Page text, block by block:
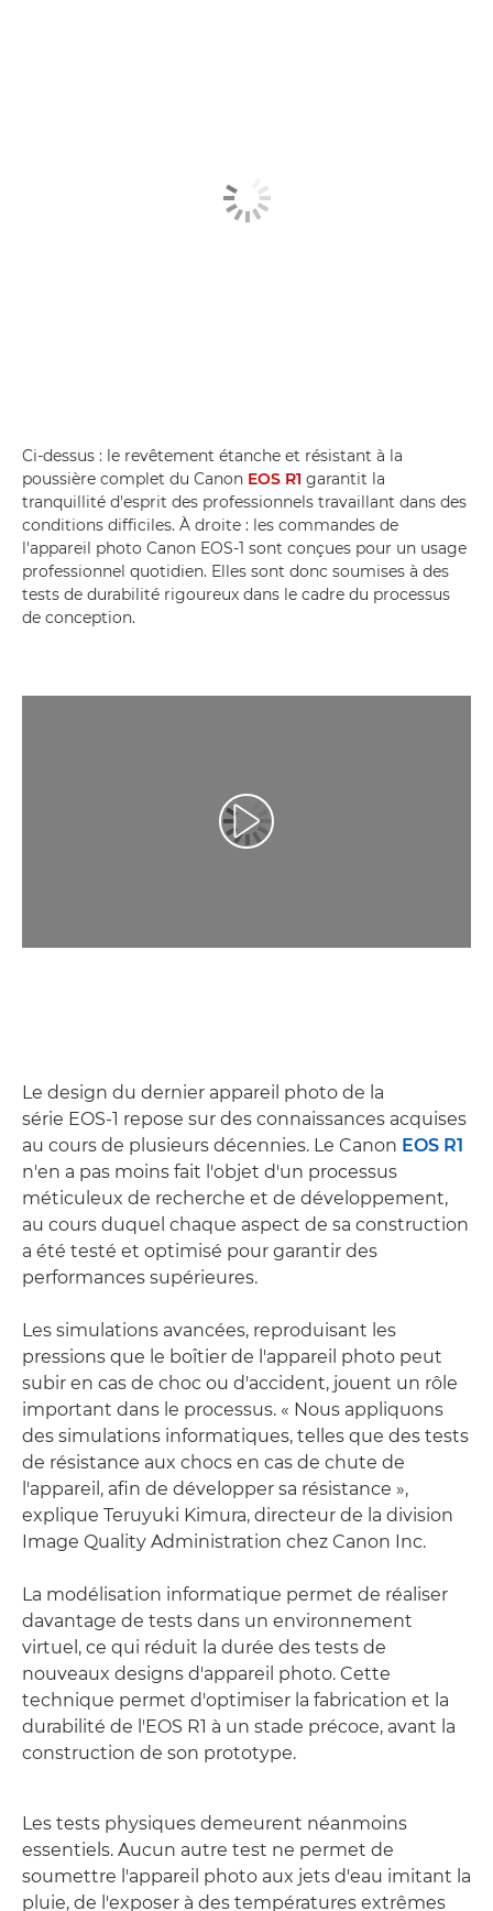
Ci-dessus : le revêtement étanche et résistant à la
poussière complet du Canon EOS R1 garantit la
tranquillité d'esprit des professionnels travaillant dans des
conditions difficiles. À droite : les commandes de
l'appareil photo Canon EOS-1 sont conçues pour un usage
professionnel quotidien. Elles sont donc soumises à des
tests de durabilité rigoureux dans le cadre du processus
de conception.
Lancer la vidéo
Le design du dernier appareil photo de la
série EOS-1 repose sur des connaissances acquises
au cours de plusieurs décennies. Le Canon EOS R1
n'en a pas moins fait l'objet d'un processus
méticuleux de recherche et de développement,
au cours duquel chaque aspect de sa construction
a été testé et optimisé pour garantir des
performances supérieures.
Les simulations avancées, reproduisant les
pressions que le boîtier de l'appareil photo peut
subir en cas de choc ou d'accident, jouent un rôle
important dans le processus. « Nous appliquons
des simulations informatiques, telles que des tests
de résistance aux chocs en cas de chute de
l'appareil, afin de développer sa résistance »,
explique Teruyuki Kimura, directeur de la division
Image Quality Administration chez Canon Inc.
La modélisation informatique permet de réaliser
davantage de tests dans un environnement
virtuel, ce qui réduit la durée des tests de
nouveaux designs d'appareil photo. Cette
technique permet d'optimiser la fabrication et la
durabilité de l'EOS R1 à un stade précoce, avant la
construction de son prototype.
Les tests physiques demeurent néanmoins
essentiels. Aucun autre test ne permet de
soumettre l'appareil photo aux jets d'eau imitant la
pluie, de l'exposer à des températures extrêmes